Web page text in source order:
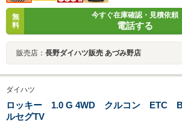
無
料
今すぐ在庫確認・見積依頼
電話する
販売店： 長野ダイハツ販売 あづみ野店
ダイハツ
ロッキー 1.0 G 4WD クルコン ETC
ルセグTV